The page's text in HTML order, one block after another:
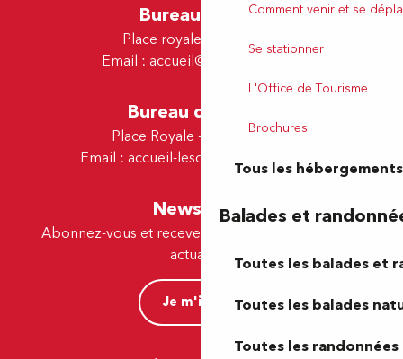
Comment venir et se
Se stationner
L'Office de Tourisme
Brochures
Tous les hébergements
Balades et
Toutes les balades et
Toutes les balades
Toutes les randonnées
Bureau de Pau
Place royale - 64000 Pau
Email : accueil@tourismepau.fr
Bureau de Lescar
Place Royale - 64230 Lescar
Email : accueil-lescar@tourismepau.fr
Newsletter
Abonnez-vous et recevez par e-mail nos offres et
actualités.
Je m'inscris